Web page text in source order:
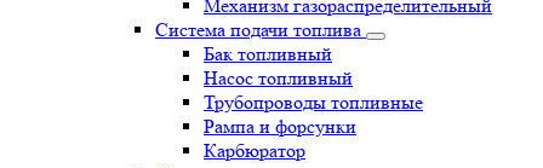
Механизм газораспределительный
Система подачи топлива
Бак топливный
Насос топливный
Трубопроводы топливные
Рампа и форсунки
Карбюратор